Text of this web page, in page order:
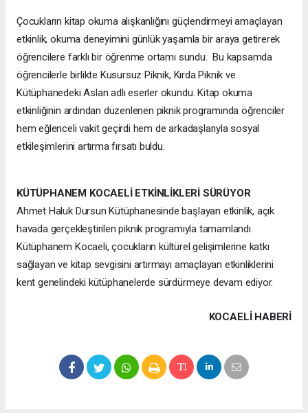
Çocukların kitap okuma alışkanlığını güçlendirmeyi amaçlayan
etkinlik, okuma deneyimini günlük yaşamla bir araya getirerek
öğrencilere farklı bir öğrenme ortamı sundu. Bu kapsamda
öğrencilerle birlikte Kusursuz Piknik, Kırda Piknik ve
Kütüphanedeki Aslan adlı eserler okundu. Kitap okuma
etkinliğinin ardından düzenlenen piknik programında öğrenciler
hem eğlenceli vakit geçirdi hem de arkadaşlarıyla sosyal
etkileşimlerini artırma fırsatı buldu.
KÜTÜPHANEM KOCAELİ ETKİNLİKLERİ SÜRÜYOR
Ahmet Haluk Dursun Kütüphanesinde başlayan etkinlik, açık
havada gerçekleştirilen piknik programıyla tamamlandı.
Kütüphanem Kocaeli, çocukların kültürel gelişimlerine katkı
sağlayan ve kitap sevgisini artırmayı amaçlayan etkinliklerini
kent genelindeki kütüphanelerde sürdürmeye devam ediyor.
KOCAELI HABERİ